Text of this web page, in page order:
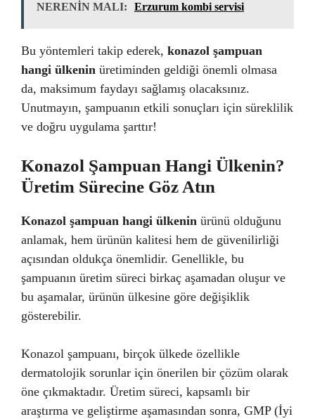
NERENİN MALI: Erzurum kombi servisi
Bu yöntemleri takip ederek, konazol şampuan
hangi ülkenin üretiminden geldiği önemli olmasa
da, maksimum faydayı sağlamış olacaksınız.
Unutmayın, şampuanın etkili sonuçları için süreklilik
ve doğru uygulama şarttır!
Konazol Şampuan Hangi Ülkenin?
Üretim Sürecine Göz Atın
Konazol şampuan hangi ülkenin ürünü olduğunu
anlamak, hem ürünün kalitesi hem de güvenilirliği
açısından oldukça önemlidir. Genellikle, bu
şampuanın üretim süreci birkaç aşamadan oluşur ve
bu aşamalar, ürünün ülkesine göre değişiklik
gösterebilir.
Konazol şampuanı, birçok ülkede özellikle
dermatolojik sorunlar için önerilen bir çözüm olarak
öne çıkmaktadır. Üretim süreci, kapsamlı bir
araştırma ve geliştirme aşamasından sonra, GMP (İyi